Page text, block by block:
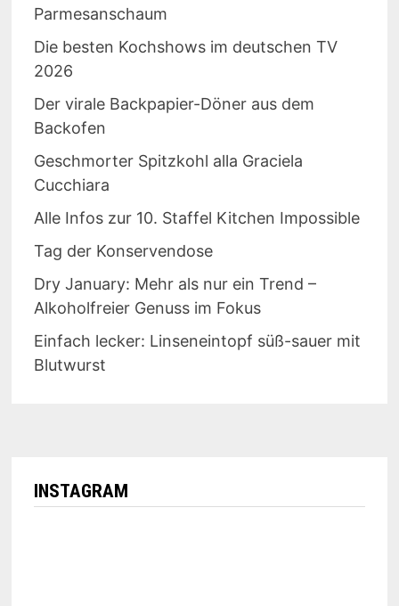
Parmesanschaum
Die besten Kochshows im deutschen TV
2026
Der virale Backpapier-Döner aus dem
Backofen
Geschmorter Spitzkohl alla Graciela
Cucchiara
Alle Infos zur 10. Staffel Kitchen Impossible
Tag der Konservendose
Dry January: Mehr als nur ein Trend –
Alkoholfreier Genuss im Fokus
Einfach lecker: Linseneintopf süß-sauer mit
Blutwurst
INSTAGRAM